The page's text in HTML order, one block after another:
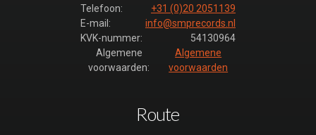
Telefoon:
+31 (0)20 2051139
E-mail:
info@smprecords.nl
KVK-nummer:
54130964
Algemene
voorwaarden:
Algemene
voorwaarden
Route